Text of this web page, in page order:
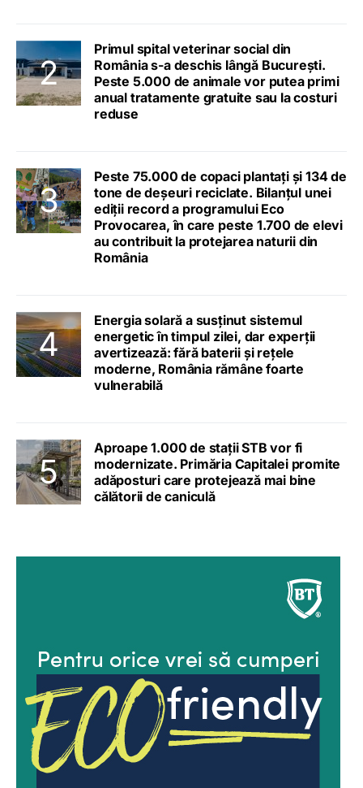
Primul spital veterinar social din
România s-a deschis lângă București.
Peste 5.000 de animale vor putea primi
anual tratamente gratuite sau la costuri
reduse
Peste 75.000 de copaci plantați și 134 de
tone de deșeuri reciclate. Bilanțul unei
ediții record a programului Eco
Provocarea, în care peste 1.700 de elevi
au contribuit la protejarea naturii din
România
Energia solară a susținut sistemul
energetic în timpul zilei, dar experții
avertizează: fără baterii și rețele
moderne, România rămâne foarte
vulnerabilă
Aproape 1.000 de stații STB vor fi
modernizate. Primăria Capitalei promite
adăposturi care protejează mai bine
călătorii de caniculă